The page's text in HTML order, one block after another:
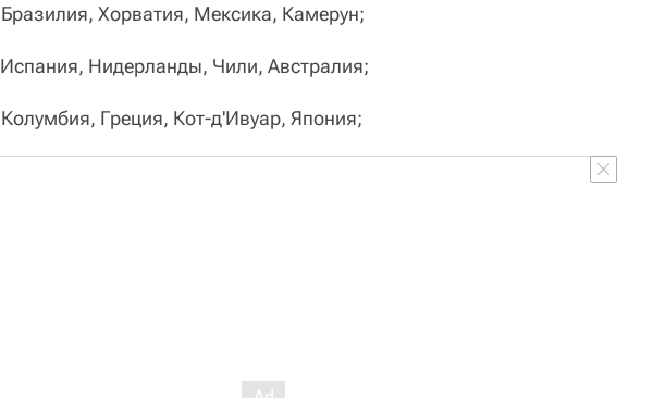
Бразилия, Хорватия, Мексика, Камерун;
Испания, Нидерланды, Чили, Австралия;
Колумбия, Греция, Кот-д'Ивуар, Япония;